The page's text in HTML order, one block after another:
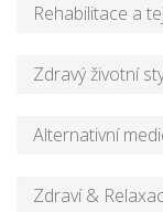
Rehabilitace a
Zdravý životní
Alternativní
Zdraví &